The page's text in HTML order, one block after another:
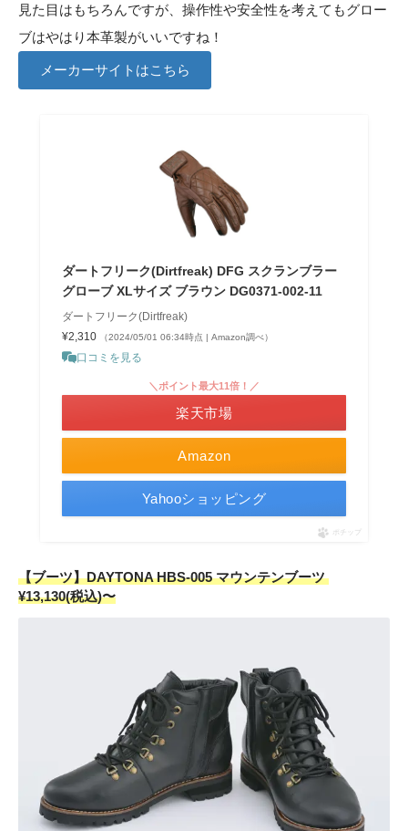
見た目はもちろんですが、操作性や安全性を考えてもグロー
ブはやはり本革製がいいですね！
メーカーサイトはこちら
ダートフリーク(Dirtfreak) DFG スクランブラー
グローブ XLサイズ ブラウン DG0371-002-11
ダートフリーク(Dirtfreak)
¥2,310
（2024/05/01 06:34時点 | Amazon調べ）
口コミを見る
Amazon
＼ポイント最大11倍！／
楽天市場
Yahooショッピング
ポチップ
【ブーツ】DAYTONA HBS-005 マウンテンブーツ
¥13,130(税込)〜